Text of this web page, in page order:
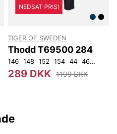
96 100 104 108
NEDSAT PRIS!
TIGER OF SWEDEN
Thodd T69500 284
146 148 152 154 44 46 48
289 DKK 1199 DKK